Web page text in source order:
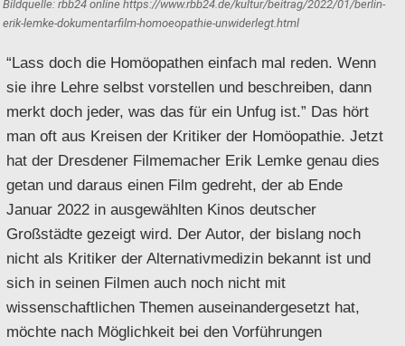
Bildquelle: rbb24 online https://www.rbb24.de/kultur/beitrag/2022/01/berlin-
erik-lemke-dokumentarfilm-homoeopathie-unwiderlegt.html
“Lass doch die Homöopathen einfach mal reden. Wenn
sie ihre Lehre selbst vorstellen und beschreiben, dann
merkt doch jeder, was das für ein Unfug ist.” Das hört
man oft aus Kreisen der Kritiker der Homöopathie. Jetzt
hat der Dresdener Filmemacher Erik Lemke genau dies
getan und daraus einen Film gedreht, der ab Ende
Januar 2022 in ausgewählten Kinos deutscher
Großstädte gezeigt wird. Der Autor, der bislang noch
nicht als Kritiker der Alternativmedizin bekannt ist und
sich in seinen Filmen auch noch nicht mit
wissenschaftlichen Themen auseinandergesetzt hat,
möchte nach Möglichkeit bei den Vorführungen